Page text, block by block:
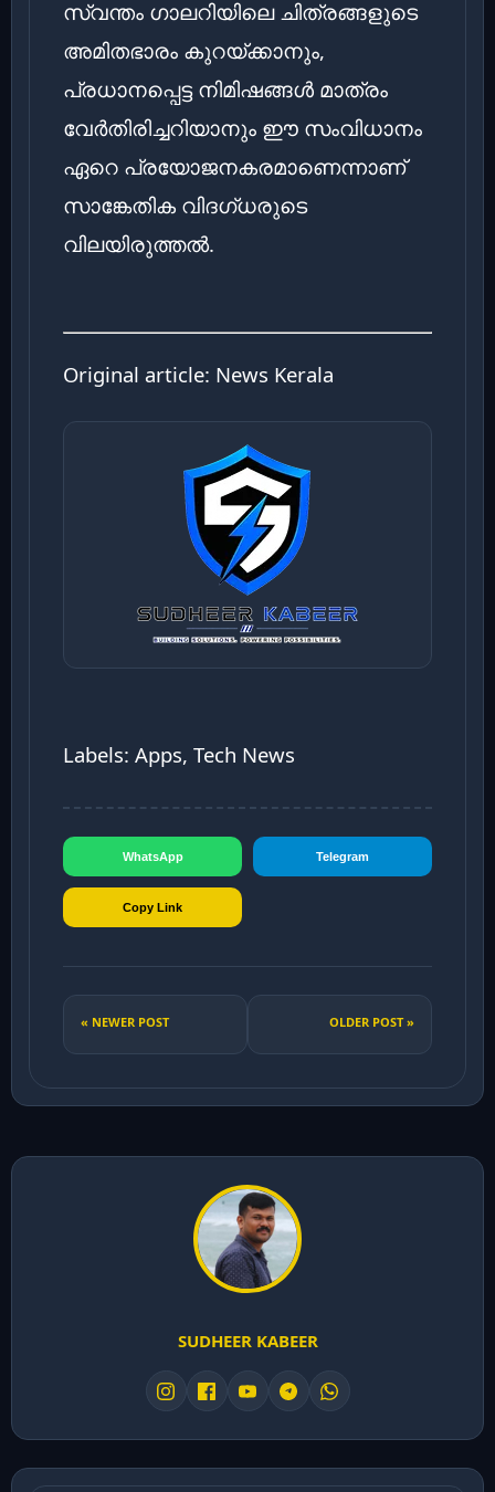
സ്വന്തം ഗാലറിയിലെ ചിത്രങ്ങളുടെ
അമിതഭാരം കുറയ്ക്കാനും,
പ്രധാനപ്പെട്ട നിമിഷങ്ങൾ മാത്രം
വേർതിരിച്ചറിയാനും ഈ സംവിധാനം
ഏറെ പ്രയോജനകരമാണെന്നാണ്
സാങ്കേതിക വിദഗ്ധരുടെ
വിലയിരുത്തൽ.
Original article: News Kerala
Labels: Apps, Tech News
WhatsApp Telegram
Copy Link
« NEWER POST OLDER POST »
SUDHEER KABEER